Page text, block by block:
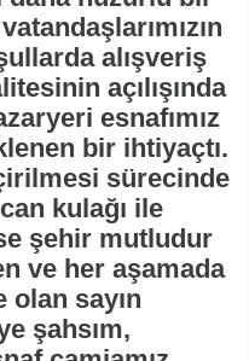
alışveriş
açılışında
esnafımız
bir ihtiyaçtı.
sürecinde
kulağı ile
şehir mutludur
ve her aşamada
sayın
şahsım,